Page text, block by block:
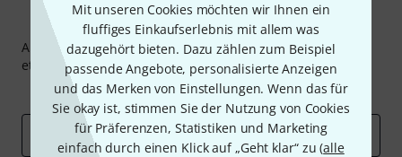
Mit unseren Cookies möchten wir Ihnen ein
fluffiges Einkaufserlebnis mit allem was
dazugehört bieten. Dazu zählen zum Beispiel
passende Angebote, personalisierte Anzeigen
und das Merken von Einstellungen. Wenn das für
Sie okay ist, stimmen Sie der Nutzung von Cookies
für Präferenzen, Statistiken und Marketing
einfach durch einen Klick auf „Geht klar“ zu (alle
Thomann Newsletter
Abonniere den Thomann Newsletter und gewinne mit
etwas Glück einen von50 Gutscheinenüber jeweils50€
Inspirierende Beiträge
Deals Thomann Insights
E-Mail-Adresse*